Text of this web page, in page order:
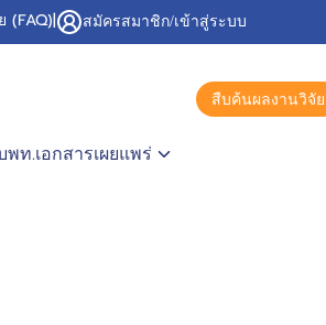
(FAQ)| สมัครสมาชิก/เข้าสู่ระบบ
พท.เอกสารเผยแพร่
สืบค้นผลงานวิจัย